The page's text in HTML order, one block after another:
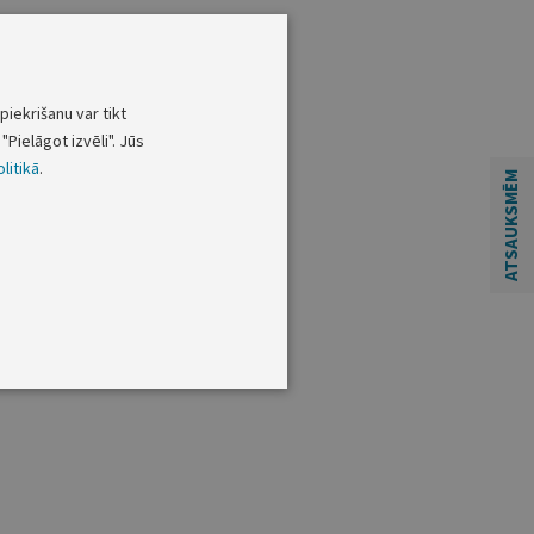
ATSAUKSMĒM
var tikt
izvēli". Jūs
.